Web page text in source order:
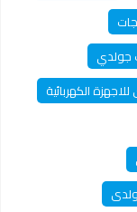
جولدي
الكهربائية